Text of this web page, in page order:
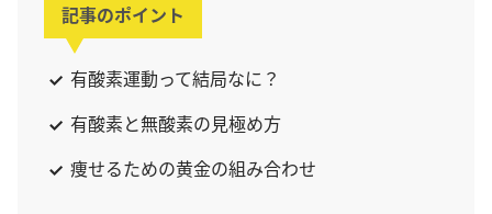
記事のポイント
有酸素運動って結局なに？
有酸素と無酸素の見極め方
痩せるための黄金の組み合わせ